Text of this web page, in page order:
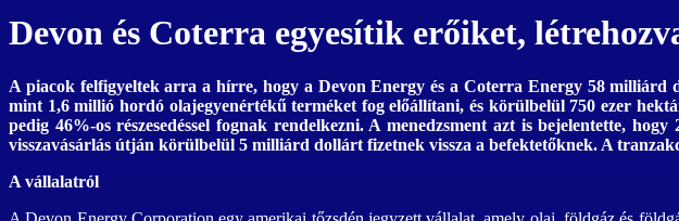
Devon és Coterra egyesítik erőiket,
A piacok felfigyeltek arra a hírre, hogy a Devon Energy és a Coterra Energy 58
mint 1,6 millió hordó olajegyenértékű terméket fog előállítani, és körülbelül 750 ezer
pedig 46%-os részesedéssel fognak rendelkezni. A menedzsment azt is bejelentette,
visszavásárlás útján körülbelül 5 milliárd dollárt fizetnek vissza a befektetőknek. A
A vállalatról